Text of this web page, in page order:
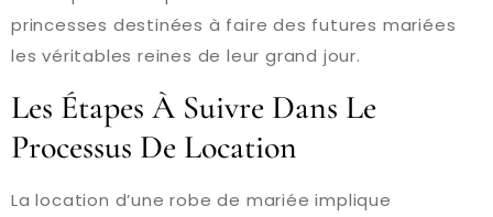
princesses destinées à faire des futures mariées
les véritables reines de leur grand jour.
Les Étapes À Suivre Dans Le
Processus De Location
La location d’une robe de mariée implique